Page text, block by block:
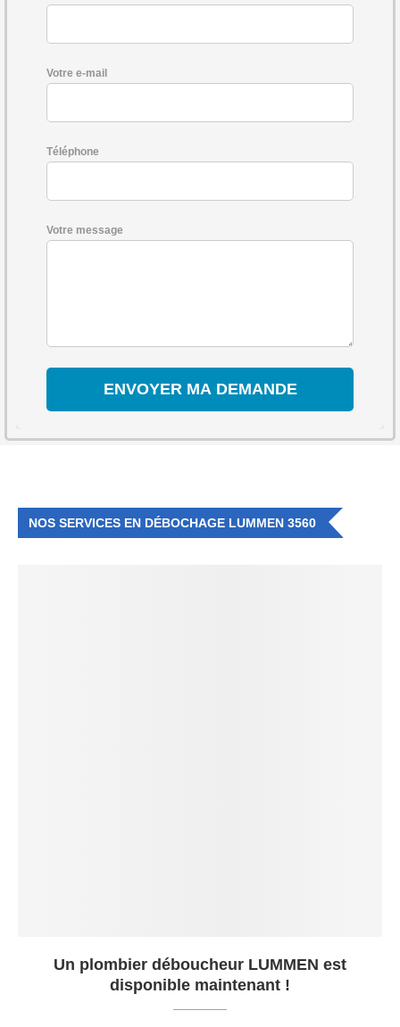
Votre e-mail
Téléphone
Votre message
NOS SERVICES EN DÉBOCHAGE LUMMEN 3560
Un plombier déboucheur LUMMEN est
disponible maintenant !